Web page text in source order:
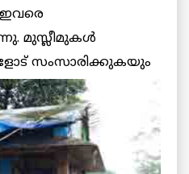
മുസ്ലീമുകള്‍
സംസാരിക്കുകയും